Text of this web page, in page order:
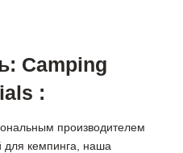
Camping
:
производителем
для кемпинга, наша